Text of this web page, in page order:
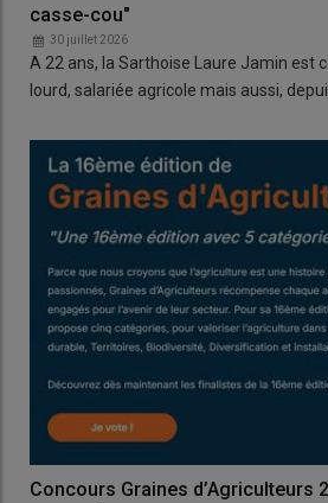
casse-cou"
30 juillet 2026
A 22 ans, la Sarthoise Laure Jamin est
lourd, salariée agricole mais aussi,
Concours Graines d’Agriculteurs